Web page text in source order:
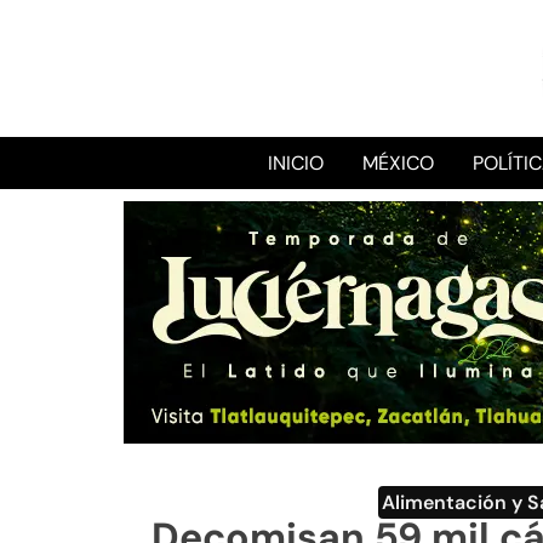
INICIO MÉXICO
Alimentación y